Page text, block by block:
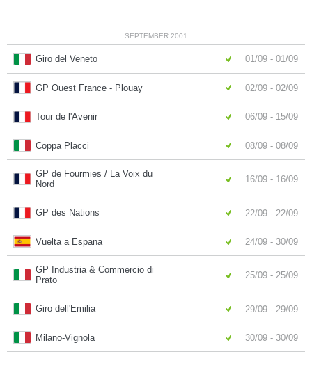
SEPTEMBER 2001
Giro del Veneto 01/09 - 01/09
GP Ouest France - Plouay 02/09 - 02/09
Tour de l'Avenir 06/09 - 15/09
Coppa Placci 08/09 - 08/09
GP de Fourmies / La Voix du
Nord
16/09 - 16/09
GP des Nations 22/09 - 22/09
Vuelta a Espana 24/09 - 30/09
GP Industria & Commercio di
Prato
25/09 - 25/09
Giro dell'Emilia 29/09 - 29/09
Milano-Vignola 30/09 - 30/09